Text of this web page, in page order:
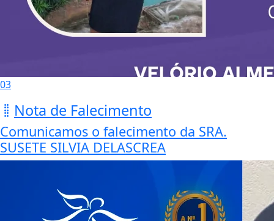
03
Nota de Falecimento
Comunicamos o falecimento da SRA.
SUSETE SILVIA DELASCREA